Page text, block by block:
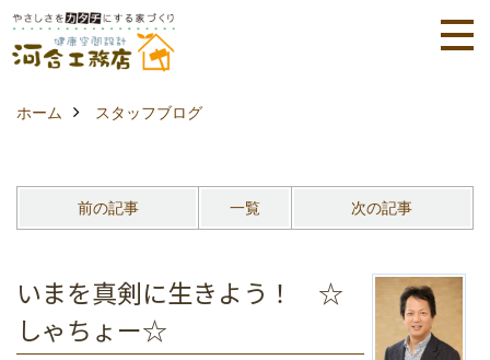
ホーム スタッフブログ
前の記事 一覧 次の記事
いまを真剣に生きよう！ ☆
しゃちょー☆